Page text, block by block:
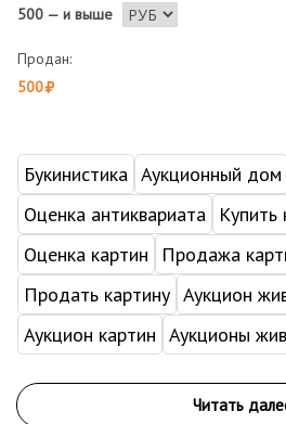
500 — и выше
Продан:
500
Букинистика Аукционный дом
Оценка антиквариата
Купить
Оценка картин
Продажа
Продать картину Аукцион
Аукцион картин Аукционы